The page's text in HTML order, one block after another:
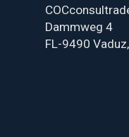
Dammweg 4
FL-9490